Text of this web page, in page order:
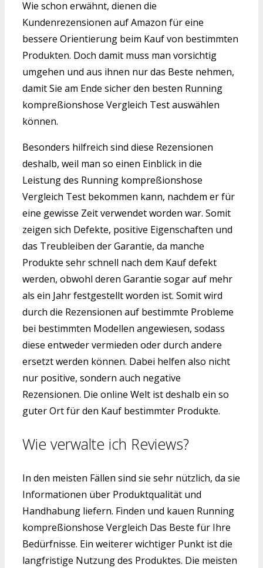
Wie schon erwähnt, dienen die
Kundenrezensionen auf Amazon für eine
bessere Orientierung beim Kauf von bestimmten
Produkten. Doch damit muss man vorsichtig
umgehen und aus ihnen nur das Beste nehmen,
damit Sie am Ende sicher den besten Running
kompreßionshose Vergleich Test auswählen
können.
Besonders hilfreich sind diese Rezensionen
deshalb, weil man so einen Einblick in die
Leistung des Running kompreßionshose
Vergleich Test bekommen kann, nachdem er für
eine gewisse Zeit verwendet worden war. Somit
zeigen sich Defekte, positive Eigenschaften und
das Treubleiben der Garantie, da manche
Produkte sehr schnell nach dem Kauf defekt
werden, obwohl deren Garantie sogar auf mehr
als ein Jahr festgestellt worden ist. Somit wird
durch die Rezensionen auf bestimmte Probleme
bei bestimmten Modellen angewiesen, sodass
diese entweder vermieden oder durch andere
ersetzt werden können. Dabei helfen also nicht
nur positive, sondern auch negative
Rezensionen. Die online Welt ist deshalb ein so
guter Ort für den Kauf bestimmter Produkte.
Wie verwalte ich Reviews?
In den meisten Fällen sind sie sehr nützlich, da sie
Informationen über Produktqualität und
Handhabung liefern. Finden und kauen Running
kompreßionshose Vergleich Das Beste für Ihre
Bedürfnisse. Ein weiterer wichtiger Punkt ist die
langfristige Nutzung des Produktes. Die meisten